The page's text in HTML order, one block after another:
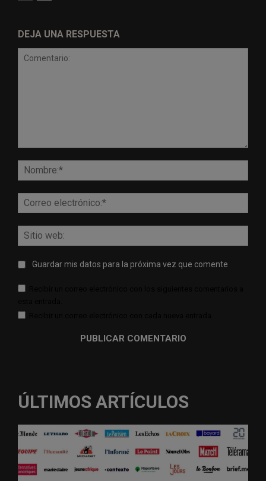
DEJA UNA RESPUESTA
Guardar mis datos para la próxima vez que comente
ÚLTIMOS ARTÍCULOS